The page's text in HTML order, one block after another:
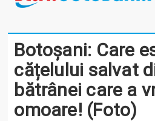
Botoșani: Care
cățelului salvat
bătrânei care a
omoare! (Foto)